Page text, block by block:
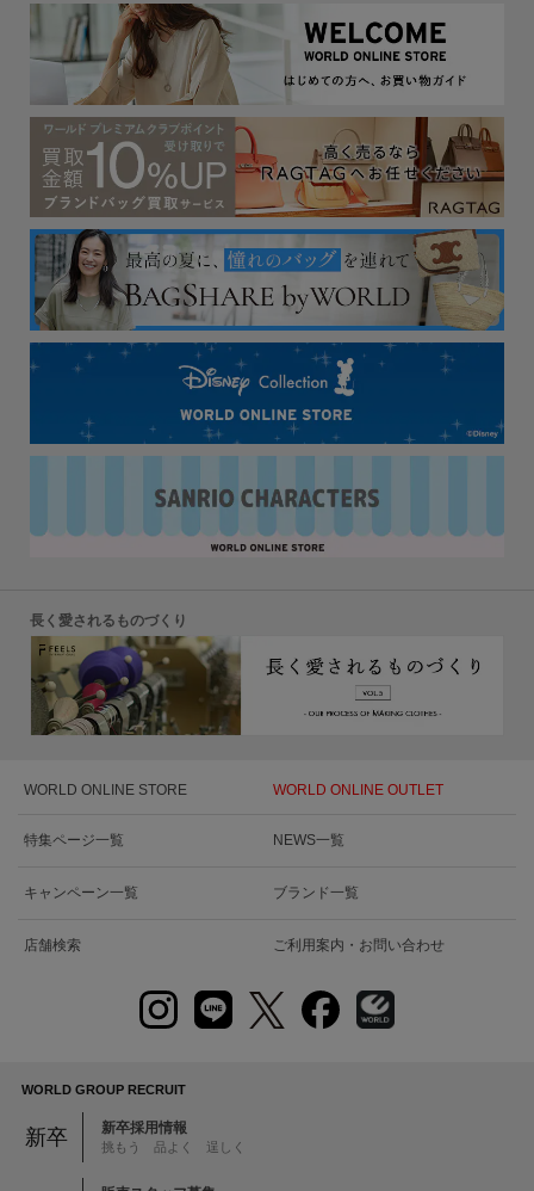
長く愛されるものづくり
WORLD ONLINE STORE WORLD ONLINE OUTLET
特集ページ一覧 NEWS一覧
キャンペーン一覧 ブランド一覧
店舗検索 ご利用案内・お問い合わせ
WORLD GROUP RECRUIT
新卒 新卒採用情報
挑もう 品よく 逞しく